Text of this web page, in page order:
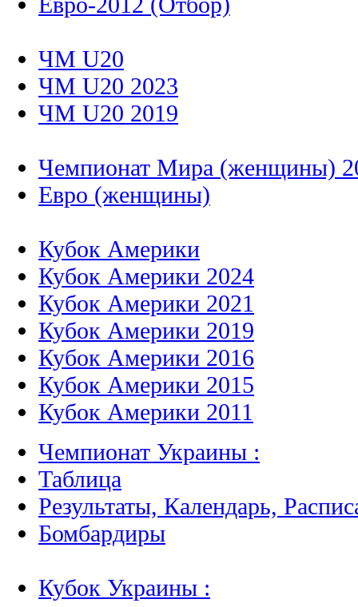
ЧМ U20
ЧМ U20 2023
ЧМ U20 2019
Чемпионат Мира (женщины)
Евро (женщины)
Кубок Америки
Кубок Америки 2024
Кубок Америки 2021
Кубок Америки 2019
Кубок Америки 2016
Кубок Америки 2015
Кубок Америки 2011
Чемпионат Украины :
Таблица
Результаты, Календарь,
Бомбардиры
Кубок Украины :